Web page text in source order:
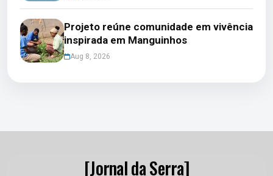
Projeto reúne comunidade em vivência
inspirada em Manguinhos
Aug 8, 2026
[Jornal da Serra]